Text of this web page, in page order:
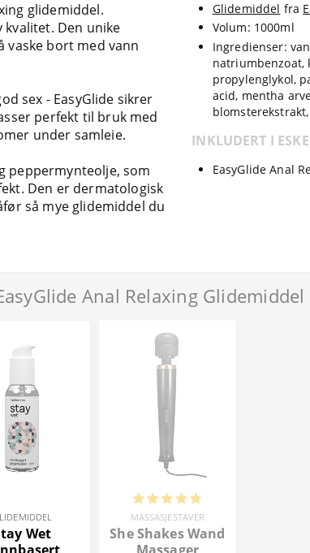
glidemiddel.
Den unike
vaske bort med vann
sex - EasyGlide sikrer
perfekt til bruk med
under samleie.
peppermynteolje, som
Den er dermatologisk
så mye glidemiddel du
Glidemiddel fra
Volum: 1000ml
Ingredienser:
natriumbenzoat,
propylenglykol,
acid, mentha
INKLUDERT I
EasyGlide Anal
Anal Relaxing
Wet
MASSASJESTAVER
She Shakes Wand